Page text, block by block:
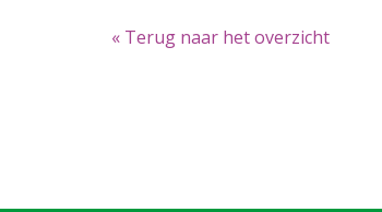
« Terug naar het overzicht